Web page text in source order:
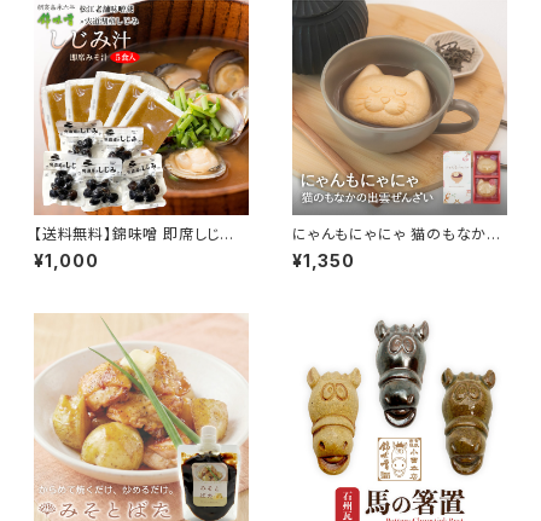
【送料無料】錦味噌 即席しじみ
汁 5食入
¥1,000
にゃんもにゃにゃ 猫のもなかの
出雲ぜんざい
¥1,350